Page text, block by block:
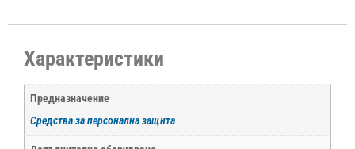
Характеристики
Предназначение
Средства за персонална защита